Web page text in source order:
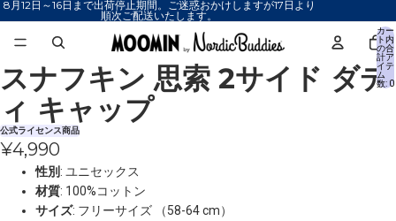
8月12日～16日まで出荷停止期間。ご迷惑おかけしますが17日より
順次ご配送いたします。
カー
ト内
の合
計ア
イテ
ム
数: 0
画
像
を
全
画
画
像
を
全
画
スナフキン 思索 2サイド ダデ
ィ キャップ
公式ライセンス商品
¥4,990
性別: ユニセックス
材質: 100%コットン
サイズ: フリーサイズ （58-64 cm）